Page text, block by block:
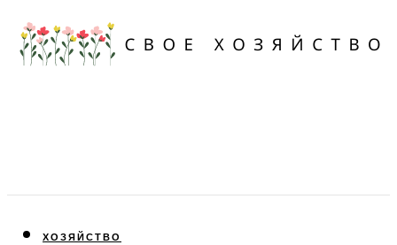
ХОЗЯЙСТВО